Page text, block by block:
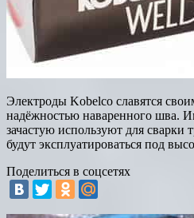
Электроды Kobelco славятся
надёжностью наваренного шва.
зачастую используют для сварки
будут эксплуатироваться под
Поделиться в соцсетях